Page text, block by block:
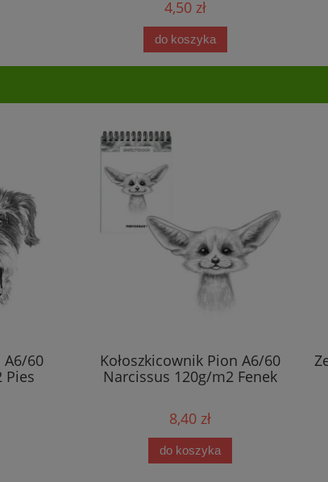
4,50 zł
do koszyka
60
Kołoszkicownik Pion A6/60
Narcissus 120g/m2 Fenek
8,40 zł
do koszyka